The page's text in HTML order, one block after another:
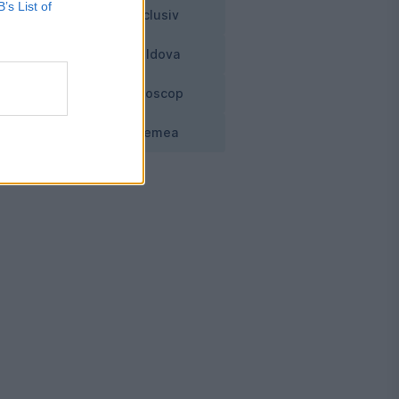
List of
Exclusiv
Moldova
Horoscop
Vremea